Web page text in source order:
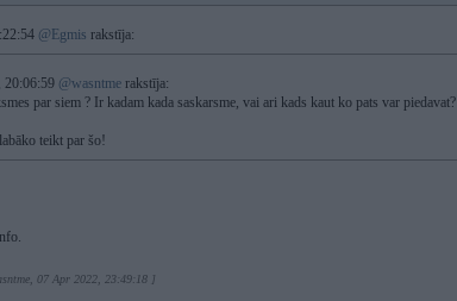
@Egmis rakstīja:
20:06:59 @wasntme rakstīja:
par siem ? Ir kadam kada saskarsme, vai ari kads kaut ko pats var piedavat?
teikt par šo!
07 Apr 2022, 23:49:18 ]